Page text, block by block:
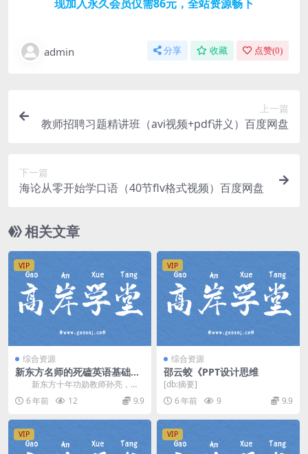
现加入永久会员仅需86元，全站资源畅下
admin 分享 收藏 点赞(0)
上一篇
教师招聘习题精讲班（avi视频+pdf讲义）百度网盘
下一篇
海论从零开始学口语（40节flv格式视频）百度网盘
相关文章
VIP
综合资源
新东方名师的死磕英语基础班
音频格式 百度网盘
新东方十年功勋教师孙亮，在
喜马拉雅新上线了一门《新东方名
师的死磕英语基础班》...
6 年前 12 9.9
VIP
综合资源
邵云蛟《PPT设计思维
[db:摘要]
6 年前
9 9.9
VIP VIP